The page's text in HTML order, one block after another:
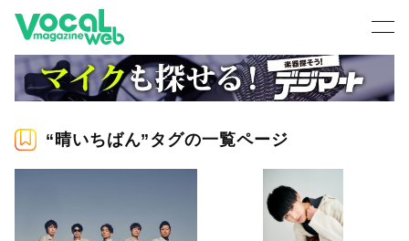
“晴いちばん”タグの一覧ページ